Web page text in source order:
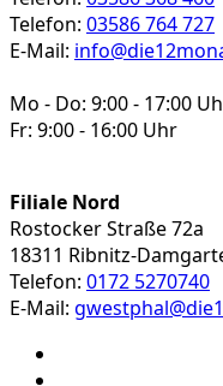
Telefon: 03586 764 727
E-Mail:
Mo - Do: 9:00 - 17:00
Fr: 9:00 - 16:00 Uhr
Filiale Nord
Rostocker Straße 72a
18311 Ribnitz-
Telefon: 0172 5270740
E-Mail: